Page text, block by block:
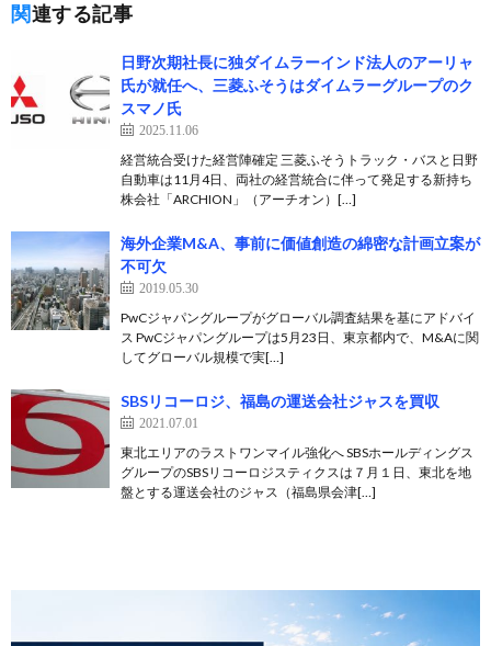
関連する記事
日野次期社長に独ダイムラーインド法人のアーリャ
氏が就任へ、三菱ふそうはダイムラーグループのク
スマノ氏
2025.11.06
経営統合受けた経営陣確定 三菱ふそうトラック・バスと日野
自動車は11月4日、両社の経営統合に伴って発足する新持ち
株会社「ARCHION」（アーチオン）[…]
海外企業M&A、事前に価値創造の綿密な計画立案が
不可欠
2019.05.30
PwCジャパングループがグローバル調査結果を基にアドバイ
ス PwCジャパングループは5月23日、東京都内で、M&Aに関
してグローバル規模で実[…]
SBSリコーロジ、福島の運送会社ジャスを買収
2021.07.01
東北エリアのラストワンマイル強化へ SBSホールディングス
グループのSBSリコーロジスティクスは７月１日、東北を地
盤とする運送会社のジャス（福島県会津[…]